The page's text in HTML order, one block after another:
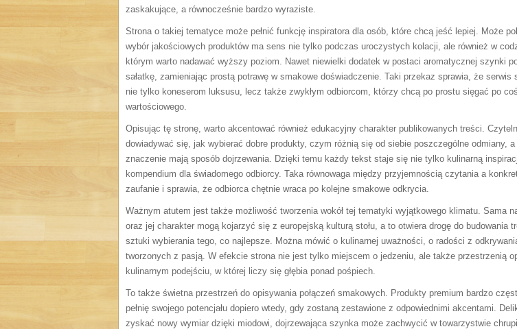
zaskakujące, a równocześnie bardzo wyraziste.
Strona o takiej tematyce może pełnić funkcję inspiratora dla osób, które chcą jeść lepiej. Może
wybór jakościowych produktów ma sens nie tylko podczas uroczystych kolacji, ale również w
którym warto nadawać wyższy poziom. Nawet niewielki dodatek w postaci aromatycznej szynki
sałatkę, zamieniając prostą potrawę w smakowe doświadczenie. Taki przekaz sprawia, że serwis
nie tylko koneserom luksusu, lecz także zwykłym odbiorcom, którzy chcą po prostu sięgać po
wartościowego.
Opisując tę stronę, warto akcentować również edukacyjny charakter publikowanych treści.
dowiadywać się, jak wybierać dobre produkty, czym różnią się od siebie poszczególne odmiany,
znaczenie mają sposób dojrzewania. Dzięki temu każdy tekst staje się nie tylko kulinarną
kompendium dla świadomego odbiorcy. Taka równowaga między przyjemnością czytania a
zaufanie i sprawia, że odbiorca chętnie wraca po kolejne smakowe odkrycia.
Ważnym atutem jest także możliwość tworzenia wokół tej tematyki wyjątkowego klimatu. Sama
oraz jej charakter mogą kojarzyć się z europejską kulturą stołu, a to otwiera drogę do budowania
sztuki wybierania tego, co najlepsze. Można mówić o kulinarnej uważności, o radości z
tworzonych z pasją. W efekcie strona nie jest tylko miejscem o jedzeniu, ale także przestrzenią
kulinarnym podejściu, w której liczy się głębia ponad pośpiech.
To także świetna przestrzeń do opisywania połączeń smakowych. Produkty premium bardzo
pełnię swojego potencjału dopiero wtedy, gdy zostaną zestawione z odpowiednimi akcentami.
zyskać nowy wymiar dzięki miodowi, dojrzewająca szynka może zachwycić w towarzystwie